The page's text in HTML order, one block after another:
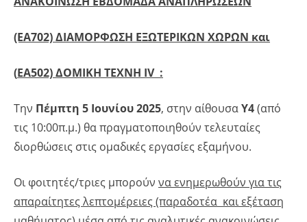
(ΕΑ702) ΔΙΑΜΟΡΦΩΣΗ ΕΞΩΤΕΡΙΚΩΝ ΧΩΡΩΝ και
(EA502) ΔΟΜΙΚΗ ΤΕΧΝΗ IV :
Την Πέμπτη 5 Ιουνίου 2025, στην αίθουσαΥ4(από
τις 10:00π.μ.) θα πραγματοποιηθούν τελευταίες
διορθώσεις στις ομαδικές εργασίες εξαμήνου.
Οι φοιτητές/τριες μπορούν να ενημερωθούν για τις
απαραίτητες λεπτομέρειες (παραδοτέα και εξέταση